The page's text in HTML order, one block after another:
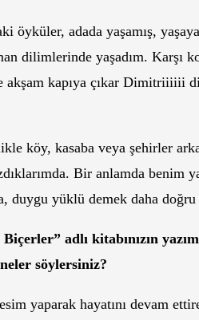
öyküler, adada yaşamış,
dilimlerinde yaşadım.
akşam kapıya çıkar Dimitriiiiii
köy, kasaba veya şehirler
Bir anlamda benim
duygu yüklü demek daha
adlı kitabınızın
söylersiniz?
yaparak hayatını devam